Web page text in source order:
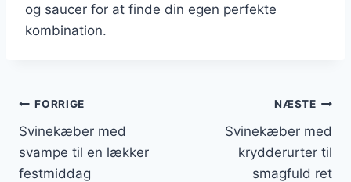
og saucer for at finde din egen perfekte
kombination.
Indlægsnavigation
FORRIGE
Svinekæber med
svampe til en lækker
festmiddag
NÆSTE
Svinekæber med
krydderurter til
smagfuld ret